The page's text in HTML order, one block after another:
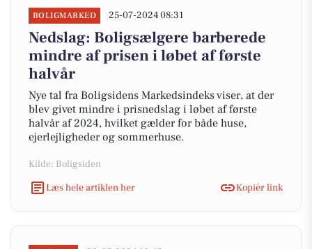
BOLIGMARKED 25-07-2024 08:31
Nedslag: Boligsælgere barberede
mindre af prisen i løbet af første
halvår
Nye tal fra Boligsidens Markedsindeks viser, at der
blev givet mindre i prisnedslag i løbet af første
halvår af 2024, hvilket gælder for både huse,
ejerlejligheder og sommerhuse.
Kilde: Boligsiden
Læs hele artiklen her
Kopiér link